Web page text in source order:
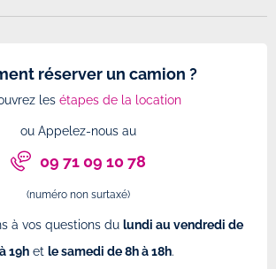
réserver un camion ?
les étapes de la location
ou Appelez-nous au
09 71 09 10 78
(numéro non surtaxé)
à vos questions du lundi au vendredi de
19het le samedi de 8h à 18h.